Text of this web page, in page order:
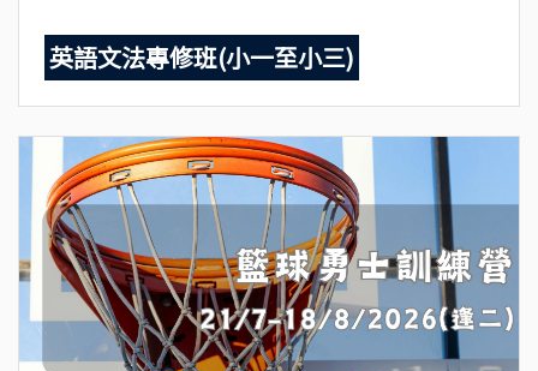
英語文法專修班(小一至小三)